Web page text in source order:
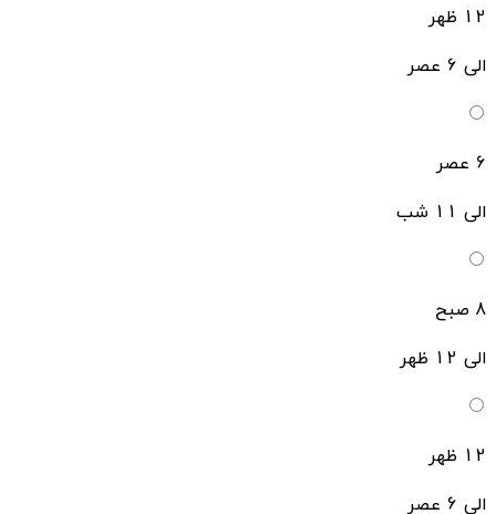
12 ظهر
الی 6 عصر
6 عصر
الی 11 شب
8 صبح
الی 12 ظهر
12 ظهر
الی 6 عصر